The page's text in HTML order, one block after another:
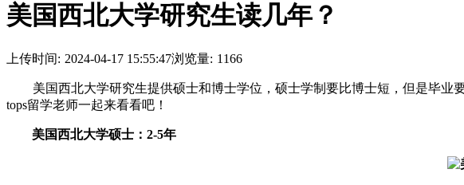
美国西北大学研究生读几年？
上传时间: 2024-04-17 15:55:47浏览量: 1166
美国西北大学研究生提供硕士和博士学位，硕士学制要比博士短，但是毕
tops留学老师一起来看看吧！
美国西北大学硕士：2-5年